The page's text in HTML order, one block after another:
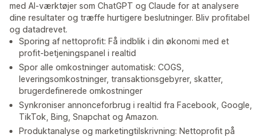
med AI-værktøjer som ChatGPT og Claude for at analysere
dine resultater og træffe hurtigere beslutninger. Bliv profitabel
og datadrevet.
Sporing af nettoprofit: Få indblik i din økonomi med et
profit-betjeningspanel i realtid
Spor alle omkostninger automatisk: COGS,
leveringsomkostninger, transaktionsgebyrer, skatter,
brugerdefinerede omkostninger
Synkroniser annonceforbrug i realtid fra Facebook, Google,
TikTok, Bing, Snapchat og Amazon.
Produktanalyse og marketingtilskrivning: Nettoprofit på